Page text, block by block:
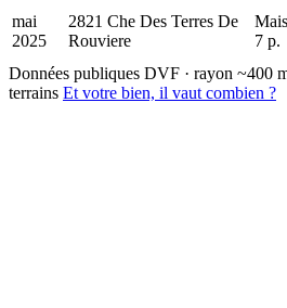
mai
2025
2821 Che Des Terres De
Rouviere
7 p.
Données publiques DVF · rayon ~400
terrains Et votre bien, il vaut combien ?